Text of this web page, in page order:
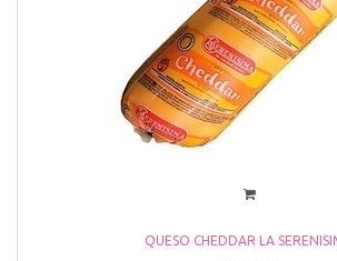
QUESO CHEDDAR LA